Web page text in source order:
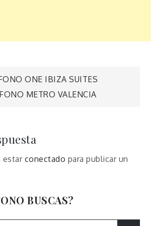
ONE IBIZA SUITES
METRO VALENCIA
estar conectado para publicar un
BUSCAS?